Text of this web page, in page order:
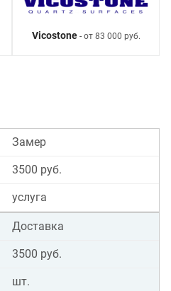
Vicostone- от 83 000 руб.
Замер
3500 руб.
услуга
Доставка
3500 руб.
шт.